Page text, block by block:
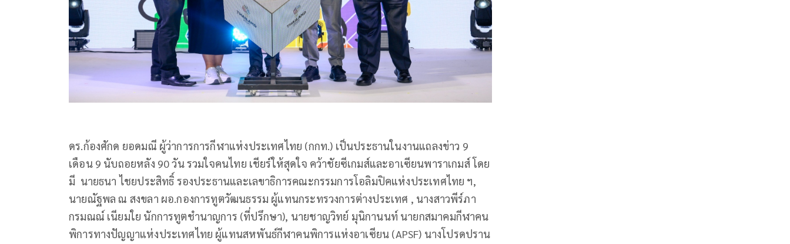
ดร.ก้องศักด ยอดมณี ผู้ว่าการการกีฬาแห่งประเทศไทย (กกท.) เป็นประธานในงานแถลงข่าว 9
เดือน 9 นับถอยหลัง 90 วัน รวมใจคนไทย เชียร์ให้สุดใจ คว้าชัยซีเกมส์และอาเซียนพาราเกมส์ โดย
มี นายธนา ไชยประสิทธิ์ รองประธานและเลขาธิการคณะกรรมการโอลิมปิคแห่งประเทศไทย ฯ,
นายณัฐพล ณ สงขลา ผอ.กองการทูตวัฒนธรรม ผู้แทนกระทรวงการต่างประเทศ , นางสาวพีร์ภา
กรมณณ์ เนียมใย นักการทูตชำนาญการ (ที่ปรึกษา), นายชาญวิทย์ มุนิกานนท์ นายกสมาคมกีฬาคน
พิการทางปัญญาแห่งประเทศไทย ผู้แทนสหพันธ์กีฬาคนพิการแห่งอาเซียน (APSF) นางโปรดปราน